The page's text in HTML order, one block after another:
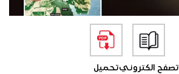
تصفح الكترونيتحميل